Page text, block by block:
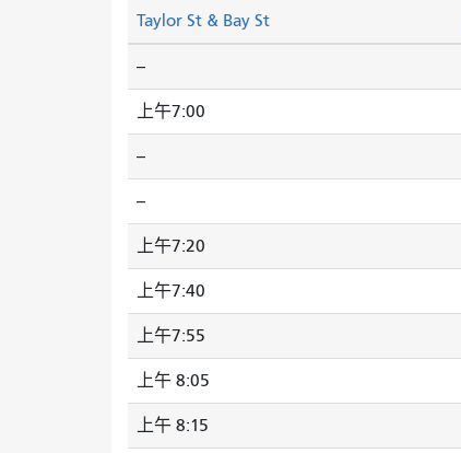
Taylor St & Bay St
--
上午7:00
--
--
上午7:20
上午7:40
上午7:55
上午 8:05
上午 8:15